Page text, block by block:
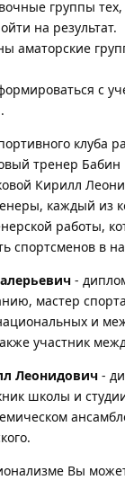
группы тех,
на результат.
аматорские
с
клуба
тренер
Кирилл
каждый из
работы,
спортсменов в
-
мастер
и
участник
Леонидович -
школы и
Вы